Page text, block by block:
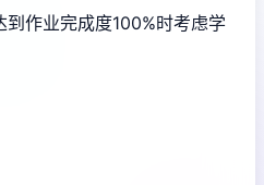
作业完成度100%时考虑学